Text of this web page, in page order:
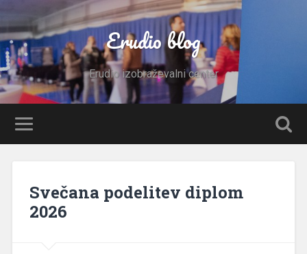
Erudio blog
Erudio izobraževalni center
Svečana podelitev diplom
2026